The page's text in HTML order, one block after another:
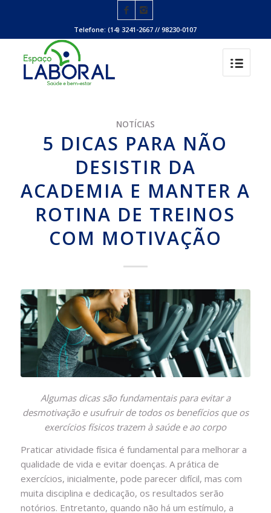
Telefone: (14) 3241-2667 // 98230-0107
NOTÍCIAS
5 DICAS PARA NÃO
DESISTIR DA
ACADEMIA E MANTER A
ROTINA DE TREINOS
COM MOTIVAÇÃO
Algumas dicas são fundamentais para evitar a
desmotivação e usufruir de todos os benefícios que os
exercícios físicos trazem à saúde e ao corpo
Praticar atividade física é fundamental para melhorar a
qualidade de vida e evitar doenças. A prática de
exercícios, inicialmente, pode parecer difícil, mas com
muita disciplina e dedicação, os resultados serão
notórios. Entretanto, quando não há um estímulo, a